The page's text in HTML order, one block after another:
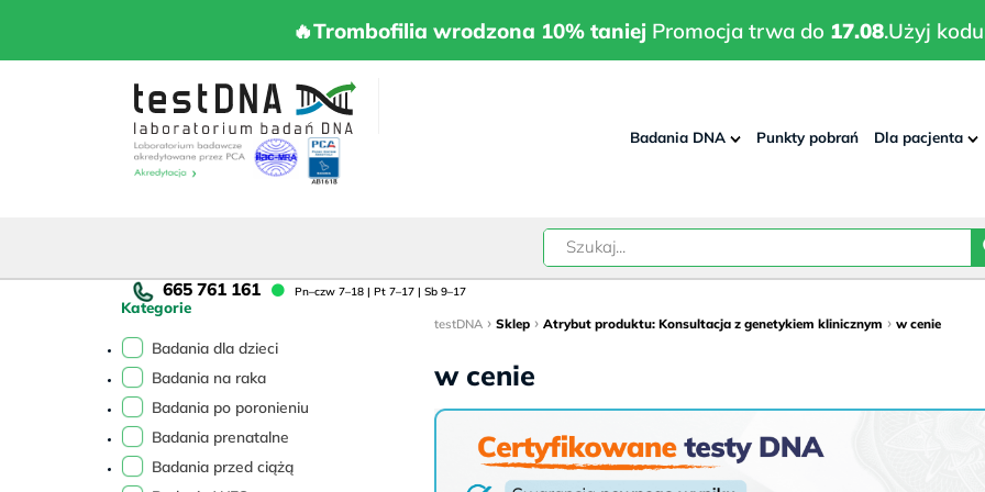
🔥Trombofilia wrodzona 10% taniej Promocja trwa do 17.08.Użyj
🔥Trombofilia wrodzona 10% taniej Promocja trwa do 17.08.Użyj kodu:
Pn–czw 7–18 | Pt 7–17 | Sb 9–17Pn–
7–
|
17
Badania DNA Punkty pobrań Dla pacjenta
Kategorie
Badania dla dzieci
Badania na raka
Badania po poronieniu
Badania prenatalne
Badania przed ciążą
›Sklep ›Atrybut produktu: Konsultacja z genetykiem klinicznym ›w cenie
w cenie